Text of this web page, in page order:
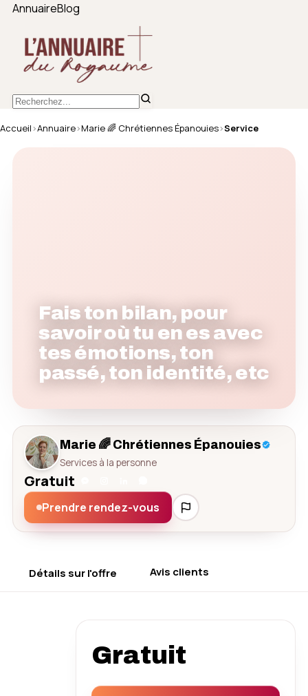
AnnuaireBlog
Accueil›Annuaire›Marie 🌈 Chrétiennes Épanouies›Service
Fais ton bilan, pour
savoir où tu en es avec
tes émotions, ton
passé, ton identité, etc
Marie 🌈 Chrétiennes Épanouies
Services à la personne
Gratuit
Prendre rendez-vous
Détails sur l'offre Avis clients
Gratuit